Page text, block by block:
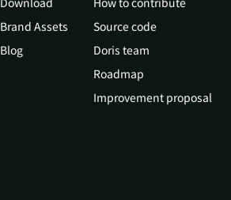
Brand Assets
Blog
Source code
Doris team
Roadmap
Improvement proposal